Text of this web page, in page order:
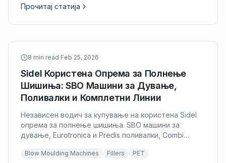
Прочитај статија
8 min read·Feb 25, 2026
Sidel Користена Опрема за Полнење
Шишиња: SBO Машини за Дување,
Поливалки и Комплетни Линии
Независен водич за купување на користена Sidel
опрема за полнење шишиња. SBO машини за
дување, Eurotronica и Predis поливалки, Combi
Sidel Matrix.
Blow Moulding Machines Fillers PET